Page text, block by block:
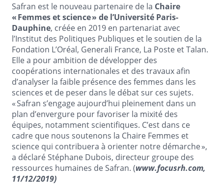
Safran est le nouveau partenaire de la Chaire
« Femmes et science » de l’Université Paris-
Dauphine, créée en 2019 en partenariat avec
l’Institut des Politiques Publiques et le soutien de la
Fondation L’Oréal, Generali France, La Poste et Talan.
Elle a pour ambition de développer des
coopérations internationales et des travaux afin
d’analyser la faible présence des femmes dans les
sciences et de peser dans le débat sur ces sujets.
« Safran s’engage aujourd’hui pleinement dans un
plan d’envergure pour favoriser la mixité des
équipes, notamment scientifiques. C’est dans ce
cadre que nous soutenons la Chaire Femmes et
science qui contribuera à orienter notre démarche »,
a déclaré Stéphane Dubois, directeur groupe des
ressources humaines de Safran. (www.focusrh.com,
11/12/2019)